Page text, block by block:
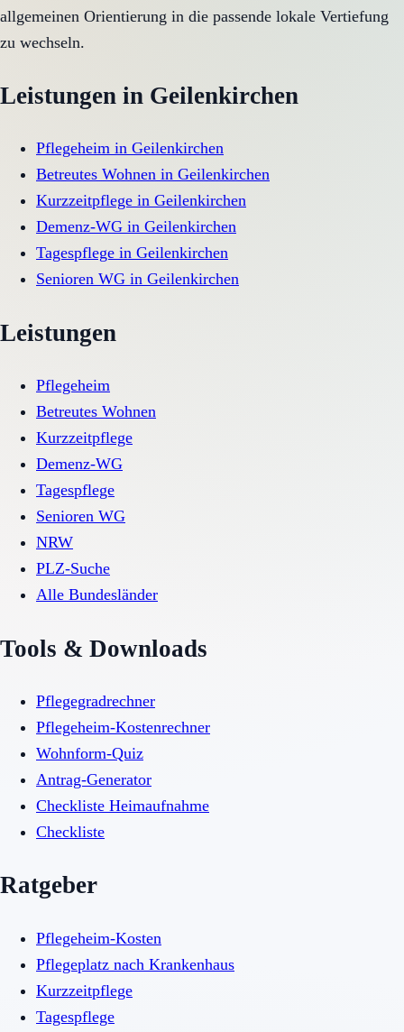
allgemeinen Orientierung in die passende lokale Vertiefung
zu wechseln.
Leistungen in Geilenkirchen
Pflegeheim in Geilenkirchen
Betreutes Wohnen in Geilenkirchen
Kurzzeitpflege in Geilenkirchen
Demenz-WG in Geilenkirchen
Tagespflege in Geilenkirchen
Senioren WG in Geilenkirchen
Leistungen
Pflegeheim
Betreutes Wohnen
Kurzzeitpflege
Demenz-WG
Tagespflege
Senioren WG
NRW
PLZ-Suche
Alle Bundesländer
Tools & Downloads
Pflegegradrechner
Pflegeheim-Kostenrechner
Wohnform-Quiz
Antrag-Generator
Checkliste Heimaufnahme
Checkliste
Ratgeber
Pflegeheim-Kosten
Pflegeplatz nach Krankenhaus
Kurzzeitpflege
Tagespflege